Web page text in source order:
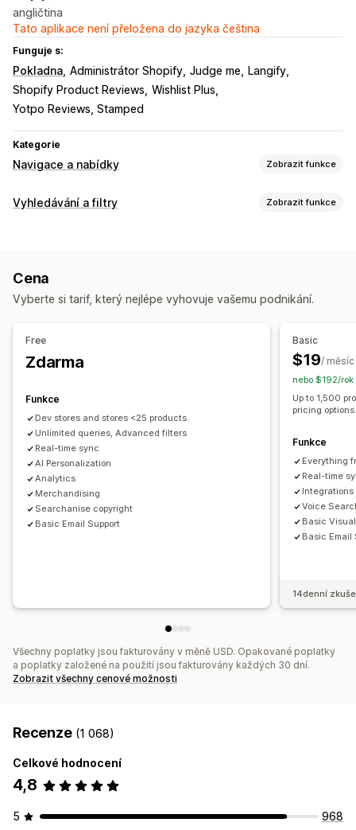
angličtina
Tato aplikace není přeložena do jazyka čeština
Funguje s:
Pokladna Administrátor Shopify Judge me
Langify
Shopify Product Reviews Wishlist Plus
Yotpo Reviews, Stamped
Kategorie
Navigace a nabídky Zobrazit funkce
Styl nabídek
Prohlížení
Nekonečné posouvání
Barva a písmo
Více jazyků
Responzivní design pro mobilní zařízení
Vyhledávání a filtry Zobrazit funkce
Skupiny synonym
Návrhy vyhledávání Doporučené produkty Více filtrů
Vyhledávací panel
Responzivní design pro mobilní zařízení
Vlastní CSS
Vlastní styly
Zobrazení filtru Vlastní filtry
Stránka výsledků hledání
Řazení
Analytika
Sledování konverzí
Vyhledávací dotazy
Cena
Vyberte si tarif, který nejlépe vyhovuje vašemu podnikání.
Free
Zdarma
Funkce
Dev stores and stores <25 products
Unlimited queries, Advanced filters
Real-time sync
AI Personalization
Analytics
Merchandising
Searchanise copyright
Basic Email Support
Basic
$19/ měsíc
nebo $192/rok
Up to 1,500
pricing
Funkce
Everything
Real-time
Integrations
Voice
Basic
Basic Email
14denní
Všechny poplatky jsou fakturovány v měně USD. Opakované poplatky
a poplatky založené na použití jsou fakturovány každých 30 dní.
Zobrazit všechny cenové možnosti
Recenze (1 068)
Celkové hodnocení
4,8
5
968